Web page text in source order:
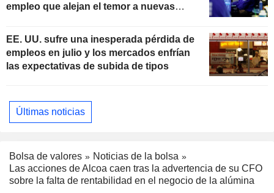
empleo que alejan el temor a nuevas
EE. UU. sufre una inesperada pérdida de
empleos en julio y los mercados enfrían
las expectativas de subida de tipos
Últimas noticias
Bolsa de valores
Noticias de la bolsa
Las acciones de Alcoa caen tras la advertencia de su CFO
sobre la falta de rentabilidad en el negocio de la alúmina